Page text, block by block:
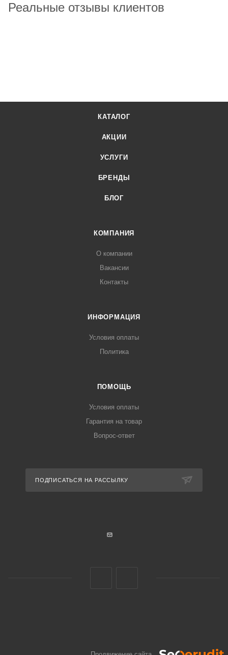
Реальные отзывы клиентов
КАТАЛОГ
АКЦИИ
УСЛУГИ
БРЕНДЫ
БЛОГ
КОМПАНИЯ
О компании
Вакансии
Контакты
ИНФОРМАЦИЯ
Условия оплаты
Политика
ПОМОЩЬ
Условия оплаты
Гарантия на товар
Вопрос-ответ
ПОДПИСАТЬСЯ НА РАССЫЛКУ